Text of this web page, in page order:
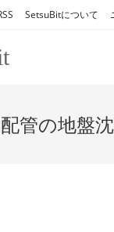
SetsuBitについて
管の地盤沈